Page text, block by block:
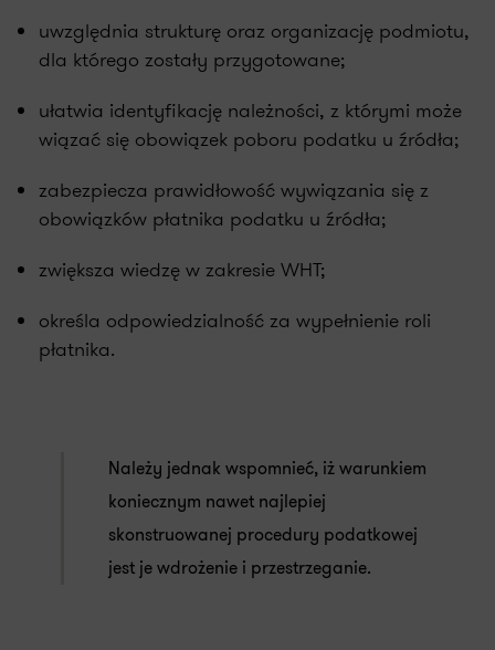
uwzględnia strukturę oraz organizację podmiotu,
dla którego zostały przygotowane;
ułatwia identyfikację należności, z którymi może
wiązać się obowiązek poboru podatku u źródła;
zabezpiecza prawidłowość wywiązania się z
obowiązków płatnika podatku u źródła;
zwiększa wiedzę w zakresie WHT;
określa odpowiedzialność za wypełnienie roli
płatnika.
Należy jednak wspomnieć, iż warunkiem
koniecznym nawet najlepiej
skonstruowanej procedury podatkowej
jest je wdrożenie i przestrzeganie.